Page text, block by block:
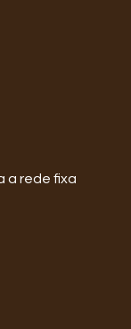
a rede fixa